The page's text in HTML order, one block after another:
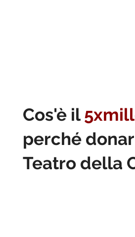
Cos'è il
perché
Teatro della